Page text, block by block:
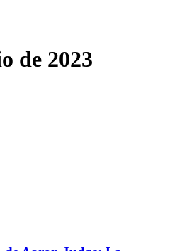
de 2023